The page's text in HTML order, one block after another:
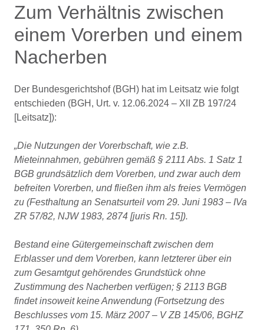
Zum Verhältnis zwischen
einem Vorerben und einem
Nacherben
Der Bundesgerichtshof (BGH) hat im Leitsatz wie folgt
entschieden (BGH, Urt. v. 12.06.2024 – XII ZB 197/24
[Leitsatz]):
„Die Nutzungen der Vorerbschaft, wie z.B.
Mieteinnahmen, gebühren gemäß § 2111 Abs. 1 Satz 1
BGB grundsätzlich dem Vorerben, und zwar auch dem
befreiten Vorerben, und fließen ihm als freies Vermögen
zu (Festhaltung an Senatsurteil vom 29. Juni 1983 – IVa
ZR 57/82, NJW 1983, 2874 [juris Rn. 15]).
Bestand eine Gütergemeinschaft zwischen dem
Erblasser und dem Vorerben, kann letzterer über ein
zum Gesamtgut gehörendes Grundstück ohne
Zustimmung des Nacherben verfügen; § 2113 BGB
findet insoweit keine Anwendung (Fortsetzung des
Beschlusses vom 15. März 2007 – V ZB 145/06, BGHZ